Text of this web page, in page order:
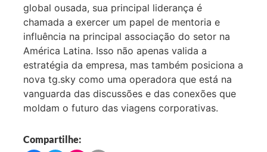
global ousada, sua principal liderança é
chamada a exercer um papel de mentoria e
influência na principal associação do setor na
América Latina. Isso não apenas valida a
estratégia da empresa, mas também posiciona a
nova tg.sky como uma operadora que está na
vanguarda das discussões e das conexões que
moldam o futuro das viagens corporativas.
Compartilhe: